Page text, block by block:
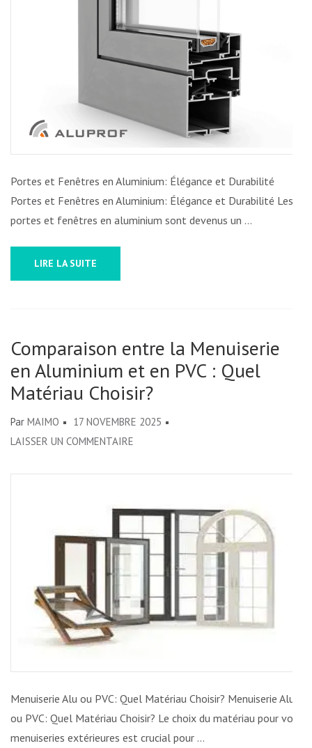
LES
AVANTAGES
DES
FENÊTRES
Portes et Fenêtres en Aluminium: Élégance et Durabilité
Portes et Fenêtres en Aluminium: Élégance et Durabilité Les
portes et fenêtres en aluminium sont devenus un …
LIRE LA SUITE
Comparaison entre la Menuiserie
en Aluminium et en PVC : Quel
Matériau Choisir?
Par MAIMO
17 NOVEMBRE 2025
LAISSER UN COMMENTAIRE
MENUISERIE
EN
ALUMINIUM
EN
PVC
MATÉRIAU
CHOISIR?
Menuiserie Alu ou PVC: Quel Matériau Choisir? Menuiserie Alu
ou PVC: Quel Matériau Choisir? Le choix du matériau pour vos
menuiseries extérieures est crucial pour …